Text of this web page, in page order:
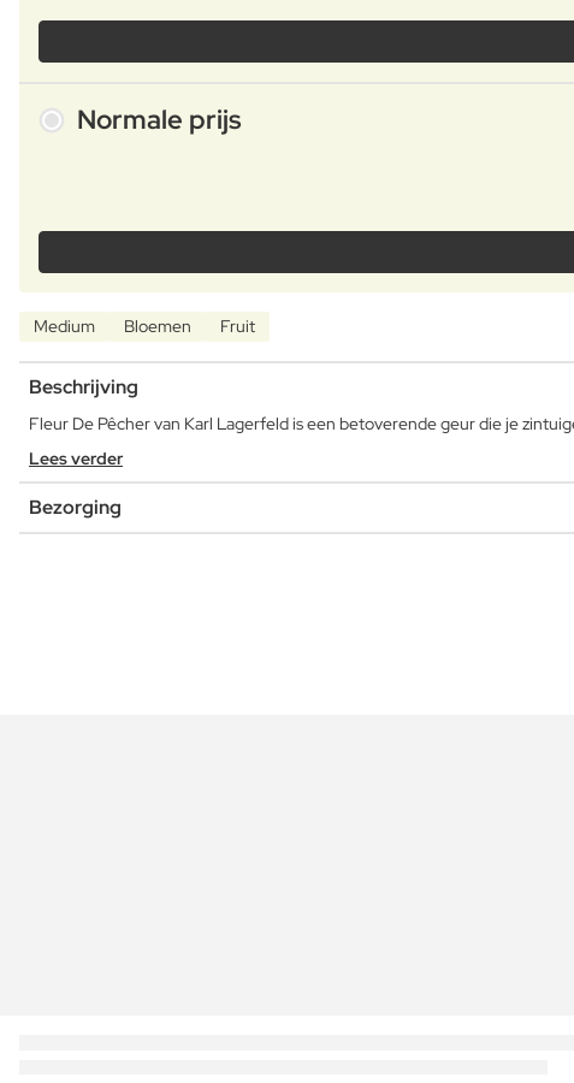
Normale prijs
Medium Bloemen Fruit
Beschrijving
Fleur De Pêcher van Karl Lagerfeld is een betoverende geur die je
Lees verder
Bezorging